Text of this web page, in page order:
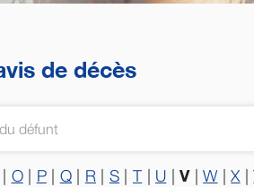
de décès
O| P| Q| R S T U |V|W|X|